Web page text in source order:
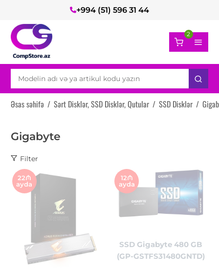
+994 (51) 596 31 44
2
Əsas səhifə / Sərt Disklər, SSD Disklər, Qutular / SSD Disklər /
Gigabyte
Filter
22₼
ayda
12₼
ayda
SSD Gigabyte 480 GB
(GP-GSTFS31480GNTD)